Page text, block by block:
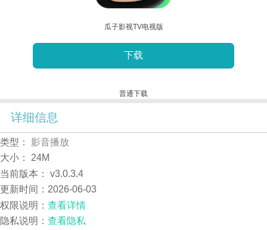
瓜子影视TV电视版
下载
普通下载
详细信息
类型：
影音播放
大小：
24M
当前版本：
v3.0.3.4
更新时间： 2026-06-03
权限说明： 查看详情
隐私说明： 查看隐私